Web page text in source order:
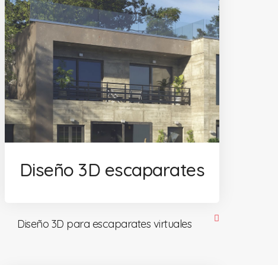
Diseño 3D escaparates
Diseño 3D para escaparates virtuales